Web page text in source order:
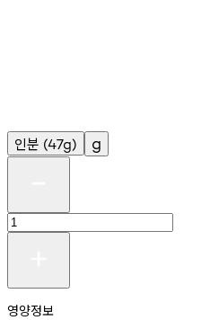
인분 (47g) g
영양정보